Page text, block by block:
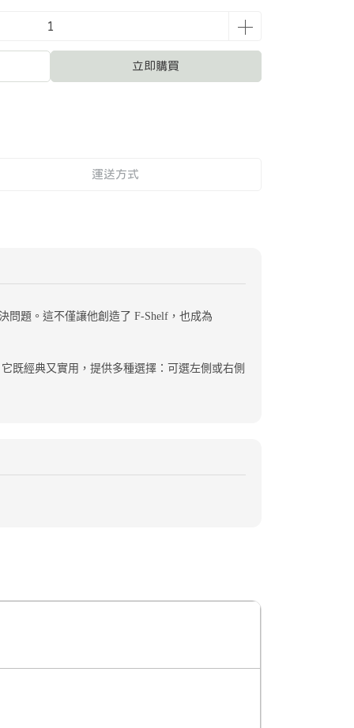
立即購買
運送方式
問題。這不僅讓他創造了 F-Shelf，也成為
既經典又實用，提供多種選擇：可選左側或右側